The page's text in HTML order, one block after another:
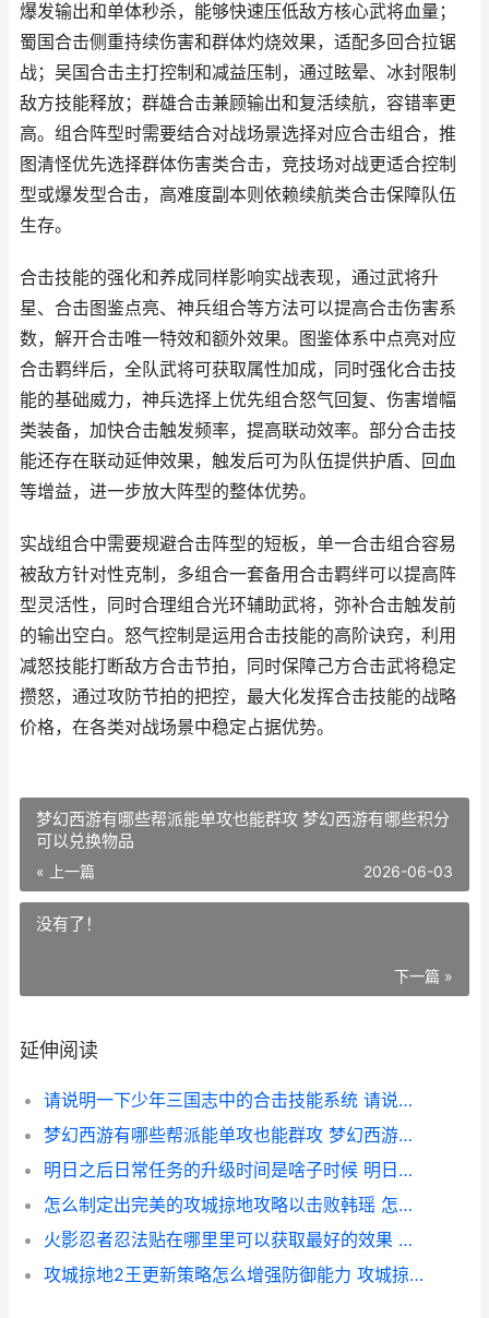
爆发输出和单体秒杀，能够快速压低敌方核心武将血量；
蜀国合击侧重持续伤害和群体灼烧效果，适配多回合拉锯
战；吴国合击主打控制和减益压制，通过眩晕、冰封限制
敌方技能释放；群雄合击兼顾输出和复活续航，容错率更
高。组合阵型时需要结合对战场景选择对应合击组合，推
图清怪优先选择群体伤害类合击，竞技场对战更适合控制
型或爆发型合击，高难度副本则依赖续航类合击保障队伍
生存。
合击技能的强化和养成同样影响实战表现，通过武将升
星、合击图鉴点亮、神兵组合等方法可以提高合击伤害系
数，解开合击唯一特效和额外效果。图鉴体系中点亮对应
合击羁绊后，全队武将可获取属性加成，同时强化合击技
能的基础威力，神兵选择上优先组合怒气回复、伤害增幅
类装备，加快合击触发频率，提高联动效率。部分合击技
能还存在联动延伸效果，触发后可为队伍提供护盾、回血
等增益，进一步放大阵型的整体优势。
实战组合中需要规避合击阵型的短板，单一合击组合容易
被敌方针对性克制，多组合一套备用合击羁绊可以提高阵
型灵活性，同时合理组合光环辅助武将，弥补合击触发前
的输出空白。怒气控制是运用合击技能的高阶诀窍，利用
减怒技能打断敌方合击节拍，同时保障己方合击武将稳定
攒怒，通过攻防节拍的把控，最大化发挥合击技能的战略
价格，在各类对战场景中稳定占据优势。
梦幻西游有哪些帮派能单攻也能群攻 梦幻西游有哪些积分
可以兑换物品
« 上一篇 2026-06-03
没有了！
下一篇 »
延伸阅读
请说明一下少年三国志中的合击技能系统 请说明一下少年的心理
梦幻西游有哪些帮派能单攻也能群攻 梦幻西游有哪些积分可以兑换物品
明日之后日常任务的升级时间是啥子时候 明日之后新任务
怎么制定出完美的攻城掠地攻略以击败韩瑶 怎样给自己制定完美人生
火影忍者忍法贴在哪里里可以获取最好的效果 火影忍者忍法贴兑换s
攻城掠地2王更新策略怎么增强防御能力 攻城掠地2级王朝前置条件